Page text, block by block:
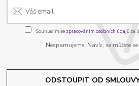
Souhlasím se zpracováním osobních údajůza
Nespamujeme! Navíc, se můžete
ODSTOUPIT OD